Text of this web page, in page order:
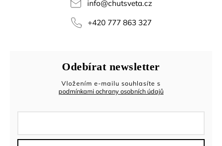
info@chutsveta.cz
+420 777 863 327
Odebírat newsletter
Vložením e-mailu souhlasíte s
podmínkami ochrany osobních údajů